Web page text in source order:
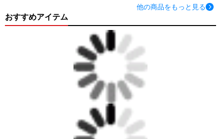
他の商品をもっと見る
おすすめアイテム